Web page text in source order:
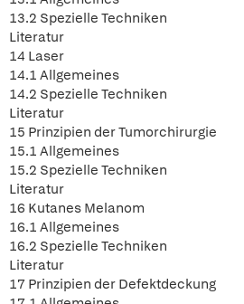
13.2 Spezielle Techniken
Literatur
14 Laser
14.1 Allgemeines
14.2 Spezielle Techniken
Literatur
15 Prinzipien der Tumorchirurgie
15.1 Allgemeines
15.2 Spezielle Techniken
Literatur
16 Kutanes Melanom
16.1 Allgemeines
16.2 Spezielle Techniken
Literatur
17 Prinzipien der Defektdeckung